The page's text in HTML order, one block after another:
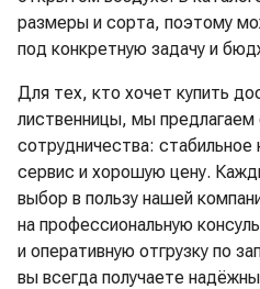
размеры и сорта, поэтому
под конкретную задачу и
Для тех, кто хочет купить
лиственницы, мы предлагаем
сотрудничества:
сервис и хорошую цену.
выбор в пользу нашей
на профессиональную
и оперативную отгрузку по
вы всегда получаете